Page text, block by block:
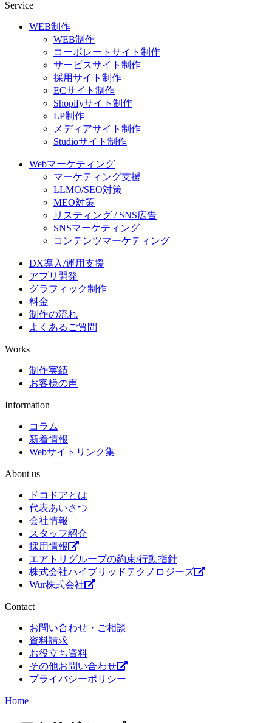
Service
WEB制作
WEB制作
コーポレートサイト制作
サービスサイト制作
採用サイト制作
ECサイト制作
Shopifyサイト制作
LP制作
メディアサイト制作
Studioサイト制作
Webマーケティング
マーケティング支援
LLMO/SEO対策
MEO対策
リスティング / SNS広告
SNSマーケティング
コンテンツマーケティング
DX導入/運用支援
アプリ開発
グラフィック制作
料金
制作の流れ
よくあるご質問
Works
制作実績
お客様の声
Information
コラム
新着情報
Webサイトリンク集
About us
ドコドアとは
代表あいさつ
会社情報
スタッフ紹介
採用情報
エアトリグループの約束/行動指針
株式会社ハイブリッドテクノロジーズ
Wur株式会社
Contact
お問い合わせ・ご相談
資料請求
お役立ち資料
その他お問い合わせ
プライバシーポリシー
Home